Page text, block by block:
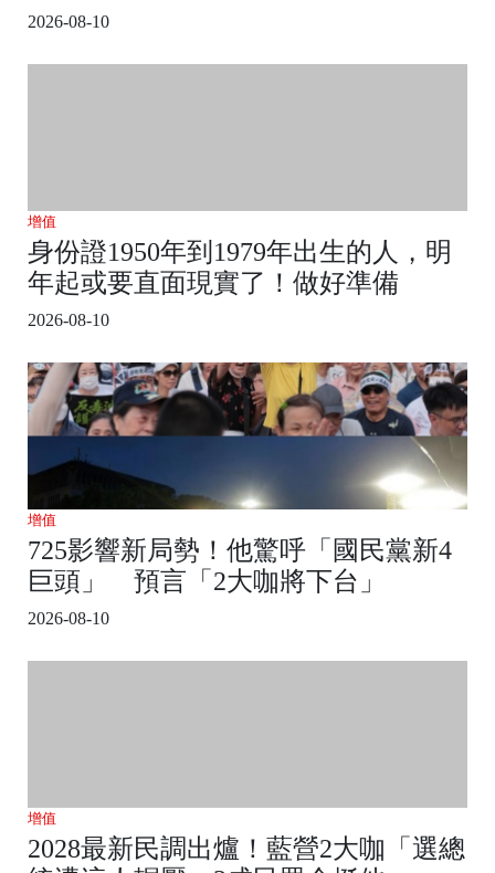
2026-08-10
增值
身份證1950年到1979年出生的人，明
年起或要直面現實了！做好準備
2026-08-10
增值
725影響新局勢！他驚呼「國民黨新4
巨頭」 預言「2大咖將下台」
2026-08-10
增值
2028最新民調出爐！藍營2大咖「選總